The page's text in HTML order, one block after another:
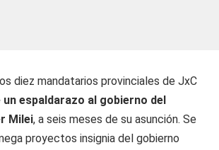
diez mandatarios provinciales de JxC
espaldarazo al gobierno del
Milei, a seis meses de su asunción. Se
proyectos insignia del gobierno